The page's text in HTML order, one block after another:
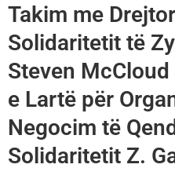
Takim me
Solidaritetit të
Steven
e Lartë për
Negocim të
Solidaritetit Z.